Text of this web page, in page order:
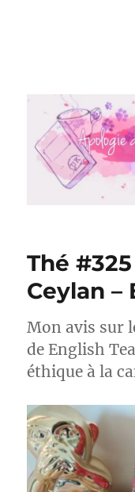
Apologie
Thé
Ceylan –
Mon avis sur
de English
éthique à la